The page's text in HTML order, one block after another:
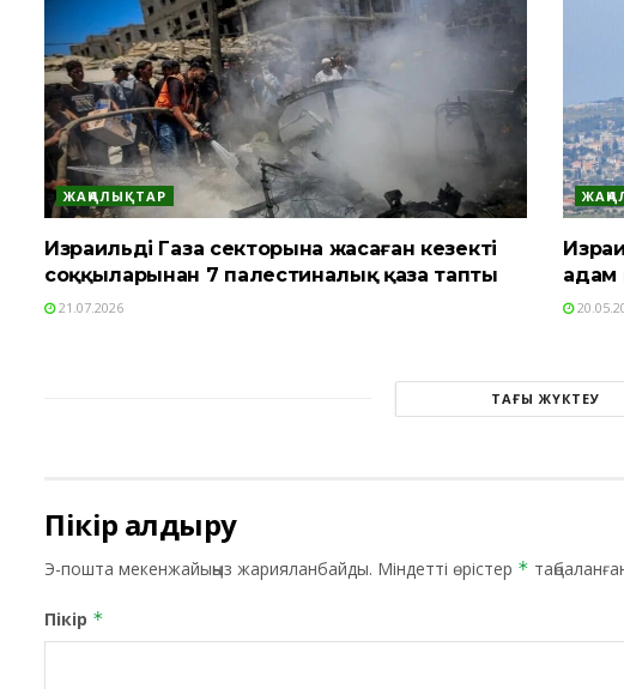
ЖАҢАЛЫҚТАР
Израильдің Газа секторына жасаған кезекті
соққыларынан 7 палестиналық қаза тапты
21.07.2026
адам
ТАҒЫ ЖҮКТЕУ
Пікір қалдыру
Э-пошта мекенжайыңыз жарияланбайды. Міндетті өрістер *
Пікір *